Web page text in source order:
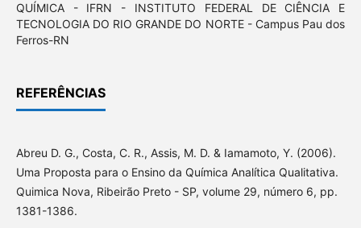
QUÍMICA - IFRN - INSTITUTO FEDERAL DE CIÊNCIA E
TECNOLOGIA DO RIO GRANDE DO NORTE - Campus Pau dos
Ferros-RN
REFERÊNCIAS
Abreu D. G., Costa, C. R., Assis, M. D. & Iamamoto, Y. (2006).
Uma Proposta para o Ensino da Química Analítica Qualitativa.
Quimica Nova, Ribeirão Preto - SP, volume 29, número 6, pp.
1381-1386.